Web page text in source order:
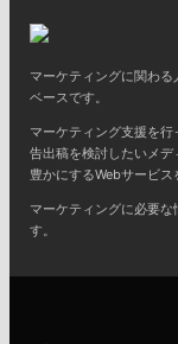
マーケティングに関わ
ベースです。
マーケティング支援を
告出稿を検討したいメ
豊かにするWebサービス
マーケティングに必要
す。